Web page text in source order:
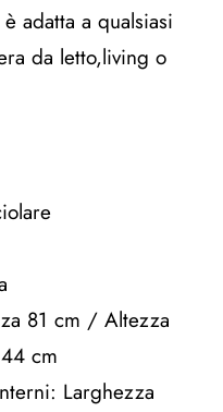
adatta a qualsiasi
da letto,living o
81 cm / Altezza
cm
Larghezza